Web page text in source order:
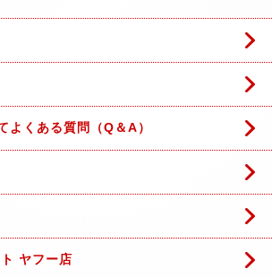
よくある質問（Q＆A）
ヤフー店